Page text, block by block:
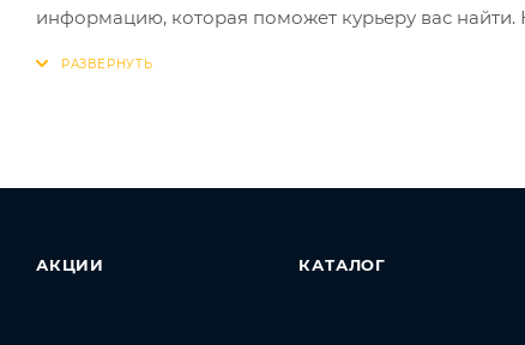
информацию, которая поможет курьеру вас
АКЦИИ КАТАЛОГ